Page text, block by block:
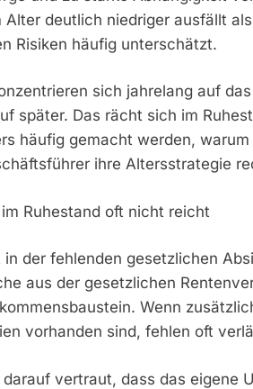
Alter deutlich niedriger ausfällt
Risiken häufig unterschätzt.
sich jahrelang auf
später. Das rächt sich im
häufig gemacht werden,
ihre Altersstrategie
Ruhestand oft nicht reicht
in der fehlenden gesetzlichen
aus der gesetzlichen
Wenn
vorhanden sind, fehlen oft
vertraut, dass das eigene